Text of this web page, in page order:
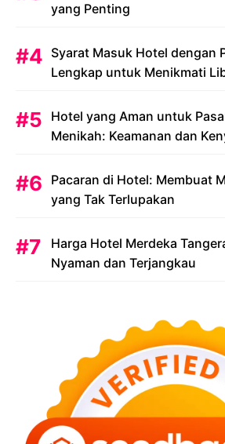
yang Penting
Syarat Masuk Hotel dengan
Lengkap untuk Menikmati
Hotel yang Aman untuk
Menikah: Keamanan dan
Pacaran di Hotel: Membuat
yang Tak Terlupakan
Harga Hotel Merdeka
Nyaman dan Terjangkau